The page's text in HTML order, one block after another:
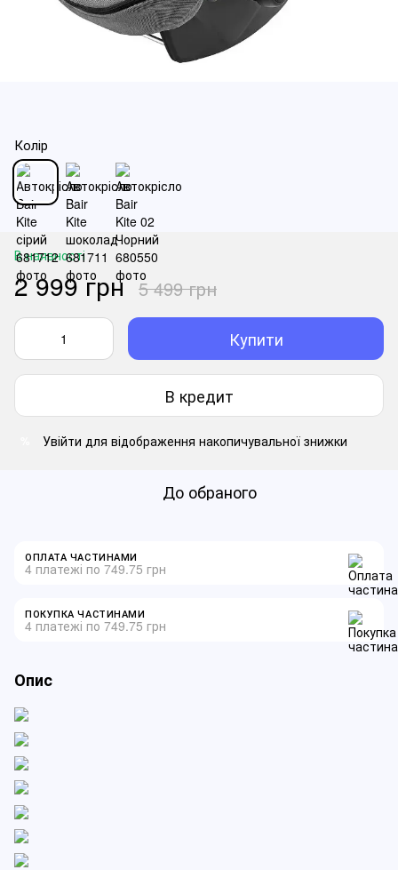
Колір
В наявності
2 999 грн 5 499 грн
Купити
В кредит
Увійти для відображення накопичувальної знижки
До обраного
ОПЛАТА ЧАСТИНАМИ
4 платежі по 749.75 грн
ПОКУПКА ЧАСТИНАМИ
4 платежі по 749.75 грн
Опис